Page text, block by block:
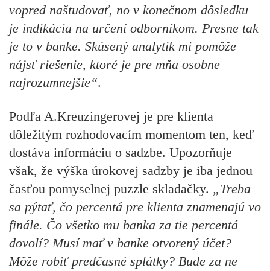
vopred naštudovať, no v konečnom dôsledku
je indikácia na určení odborníkom. Presne tak
je to v banke. Skúsený analytik mi pomôže
nájsť riešenie, ktoré je pre mňa osobne
najrozumnejšie“.
Podľa A.Kreuzingerovej je pre klienta
dôležitým rozhodovacím momentom ten, keď
dostáva informáciu o sadzbe. Upozorňuje
však, že výška úrokovej sadzby je iba jednou
časťou pomyselnej puzzle skladačky. „Treba
sa pýtať, čo percentá pre klienta znamenajú vo
finále. Čo všetko mu banka za tie percentá
dovolí? Musí mať v banke otvorený účet?
Môže robiť predčasné splátky? Bude za ne